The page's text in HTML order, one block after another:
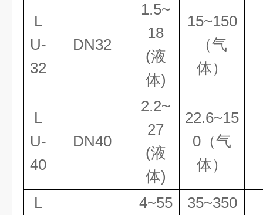
L
U-
32
DN32
1.5~
18
(液
体)
15~150
（气
体）
L
U-
40
DN40
2.2~
27
(液
体)
22.6~15
0（气
体）
L
4~55
35~350